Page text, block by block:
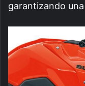
garantizando